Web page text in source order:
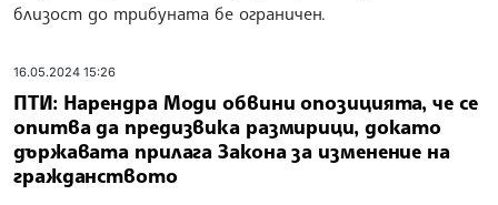
близост до трибуната бе ограничен.
16.05.2024 15:26
ПТИ: Нарендра Моди обвини опозицията, че се
опитва да предизвика размирици, докато
държавата прилага Закона за изменение на
гражданството